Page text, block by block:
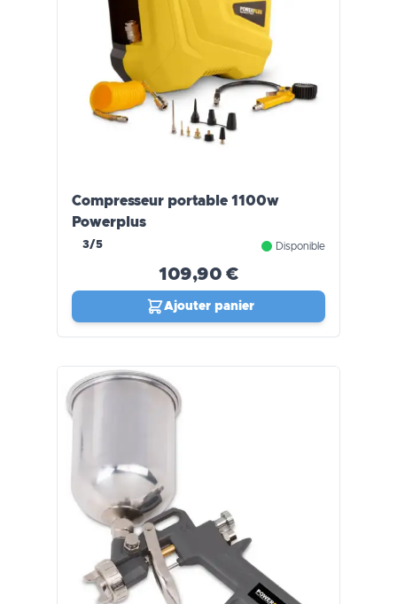
Compresseur portable 1100w
Powerplus
3/5 Disponible
109,90 €
Ajouter panier